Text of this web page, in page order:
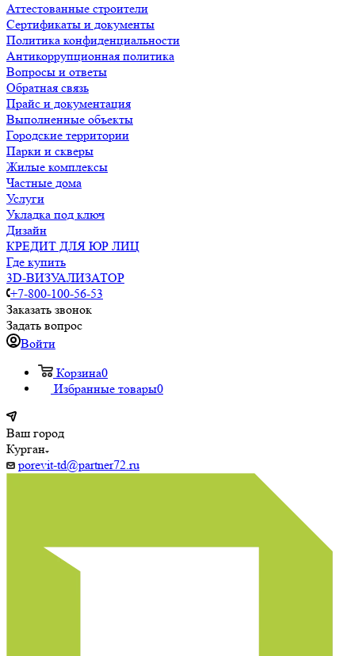
Аттестованные строители
Сертификаты и документы
Политика конфиденциальности
Антикоррупционная политика
Вопросы и ответы
Обратная связь
Прайс и документация
Выполненные объекты
Городские территории
Парки и скверы
Жилые комплексы
Частные дома
Услуги
Укладка под ключ
Дизайн
КРЕДИТ ДЛЯ ЮР ЛИЦ
Где купить
3D-ВИЗУАЛИЗАТОР
+7-800-100-56-53
Заказать звонок
Задать вопрос
Войти
Корзина0
Избранные товары0
Ваш город
Курган
porevit-td@partner72.ru